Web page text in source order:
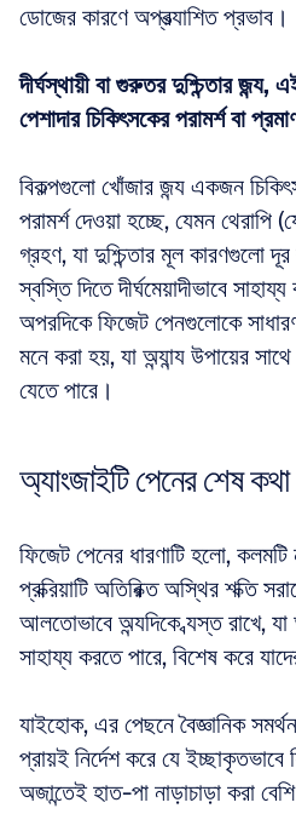
ডোজের কারণে অপ্রত্যাশিত প্রভাব।
দীর্ঘস্থায়ী বা গুরুতর দুশ্চিন্তার
পেশাদার চিকিৎসকের পরামর্শ বা
বিকল্পগুলো খোঁজার জন্য একজন
পরামর্শ দেওয়া হচ্ছে, যেমন থেরাপি
গ্রহণ, যা দুশ্চিন্তার মূল কারণগুলো
স্বস্তি দিতে দীর্ঘমেয়াদীভাবে
অপরদিকে ফিজেট পেনগুলোকে
মনে করা হয়, যা অন্যান্য উপায়ের
যেতে পারে।
অ্যাংজাইটি পেনের শেষ কথা
ফিজেট পেনের ধারণাটি হলো, কলমটি
প্রক্রিয়াটি অতিরিক্ত অস্থির শক্তি
আলতোভাবে অন্যদিকে ব্যস্ত রাখে,
সাহায্য করতে পারে, বিশেষ করে
যাইহোক, এর পেছনে বৈজ্ঞানিক
প্রায়ই নির্দেশ করে যে ইচ্ছাকৃতভাবে
অজান্তেই হাত-পা নাড়াচাড়া করা